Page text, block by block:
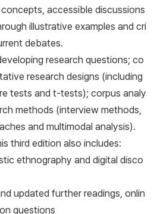
accessible discussions
illustrative examples and cri
debates.
research questions; co
research designs (including
tests and t-tests); corpus analy
methods (interview methods,
and multimodal analysis).
third edition also includes:
ethnography and digital disco
updated further readings, onlin
questions